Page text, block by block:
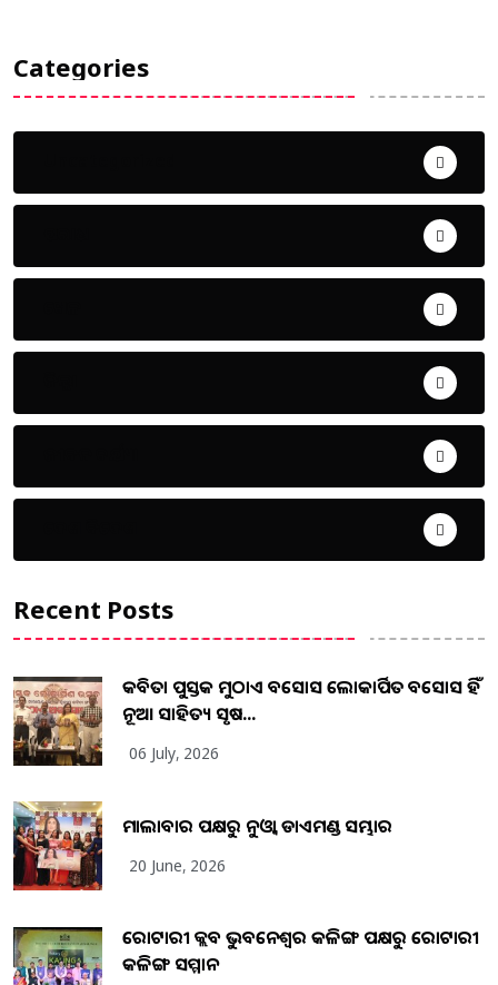
Categories
Recent Posts
କବିତା ପୁସ୍ତକ ମୁଠାଏ ଅବସୋସ ଲୋକାର୍ପିତ ଅବସୋସ ହିଁ
ନୂଆ ସାହିତ୍ୟ ସୃଷ...
06 July, 2026
ମାଲାବାର ପକ୍ଷରୁ ନୁଓ୍ବା ଡାଏମଣ୍ଡ ସମ୍ଭାର
20 June, 2026
ରୋଟାରୀ କ୍ଲବ ଭୁବନେଶ୍ୱର କଳିଙ୍ଗ ପକ୍ଷରୁ ରୋଟାରୀ
କଳିଙ୍ଗ ସମ୍ମାନ